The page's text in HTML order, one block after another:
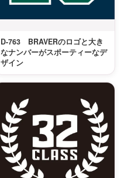
D-763 BRAVERのロゴと大き
なナンバーがスポーティーなデ
ザイン